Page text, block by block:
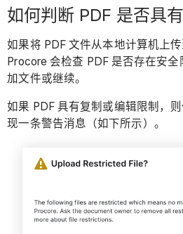
如何判断 PDF 是否具
如果将 PDF 文件从本地计算机上传
Procore 会检查 PDF 是否存在安
加文件或继续。
如果 PDF 具有复制或编辑限制，
现一条警告消息（如下所示）。